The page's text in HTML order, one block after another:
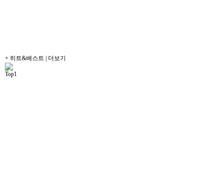
+ 히트&베스트 | 더보기
Top1